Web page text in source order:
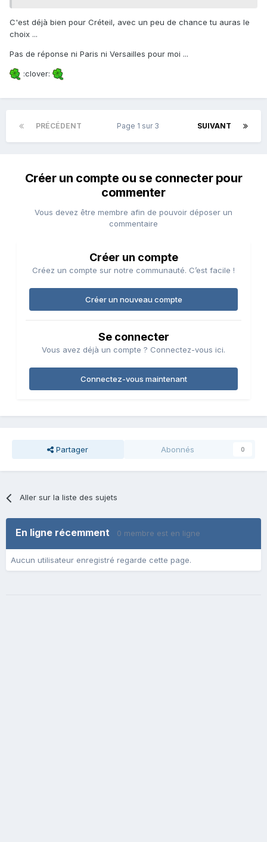
C'est déjà bien pour Créteil, avec un peu de chance tu auras le
choix ...
Pas de réponse ni Paris ni Versailles pour moi ...
:clover:
PRÉCÉDENT SUIVANT
Page 1 sur 3
Créer un compte ou se connecter pour
commenter
Vous devez être membre afin de pouvoir déposer un
commentaire
Créer un compte
Créez un compte sur notre communauté. C’est facile !
Créer un nouveau compte
Se connecter
Vous avez déjà un compte ? Connectez-vous ici.
Connectez-vous maintenant
Partager Abonnés 0
Aller sur la liste des sujets
En ligne récemment 0 membre est en ligne
Aucun utilisateur enregistré regarde cette page.